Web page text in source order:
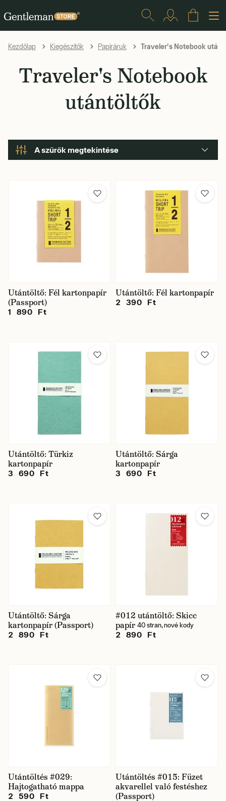
Kezdőlap Kiegészítők Papíráruk Traveler's Notebook
Traveler's Notebook
utántöltők
A szűrők megtekintése
Utántöltő betét mérete
Utántöltő betét típusa
Márka
Utántöltő: Fél kartonpapír
(Passport)
1 890 Ft
Utántöltő: Fél kartonpapír
2 390 Ft
Utántöltő: Türkiz
kartonpapír
3 690 Ft
Utántöltő: Sárga
kartonpapír
3 690 Ft
Utántöltő: Sárga
kartonpapír (Passport)
2 890 Ft
#012 utántöltő: Skicc
papír 40 stran, nové kody
2 890 Ft
Utántöltés #029:
Hajtogatható mappa
2 590 Ft
Utántöltés #015: Füzet
akvarellel való festéshez
(Passport)